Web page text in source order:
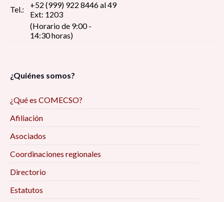
Tel.:
+52 (999) 922 8446 al 49
Ext: 1203
(Horario de 9:00 -
14:30 horas)
¿Quiénes somos?
¿Qué es COMECSO?
Afiliación
Asociados
Coordinaciones regionales
Directorio
Estatutos